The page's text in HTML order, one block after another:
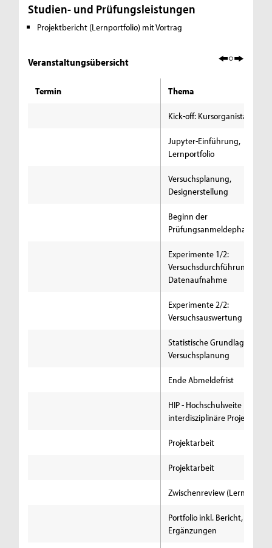
Studien- und Prüfungsleistungen
Projektbericht (Lernportfolio) mit Vortrag
Veranstaltungsübersicht
Termin Thema
Kick-off: Kursorganistation
Jupyter-Einführung,
Lernportfolio
Versuchsplanung,
Designerstellung
Beginn der
Prüfungsanmeldephase
Experimente 1/2:
Versuchsdurchführung,
Datenaufnahme
Experimente 2/2:
Versuchsauswertung
Statistische Grundlagen der
Versuchsplanung
Ende Abmeldefrist
HIP - Hochschulweite
interdisziplinäre
Projektarbeit
Projektarbeit
Zwischenreview
Portfolio inkl. Bericht,
Ergänzungen